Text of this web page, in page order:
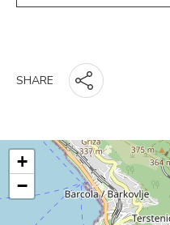
SHARE
+
−